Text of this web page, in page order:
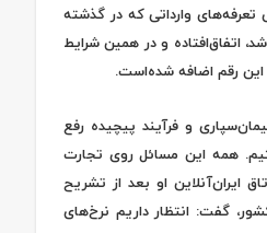
وارداتی که در گذشته
اتفاق‌افتاده و در همین شرایط
و فرآیند پیچیده رفع
همه این مسائل روی تجارت
ایران‌آنلاین او بعد از تشریح
گفت: انتظار داریم نرخ‌های